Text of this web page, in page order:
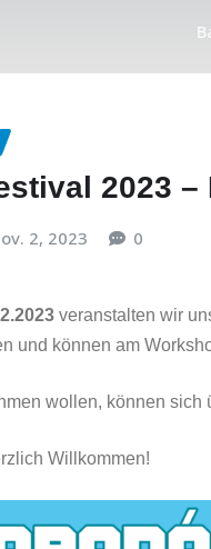
2023 –
2, 2023 0
veranstalten wir
und können am
wollen, können sich
Willkommen!